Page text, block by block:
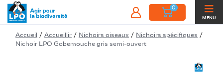
0
MENU
Accueil / Accueillir / Nichoirs oiseaux / Nichoirs spécifiques /
Nichoir LPO Gobemouche gris semi-ouvert